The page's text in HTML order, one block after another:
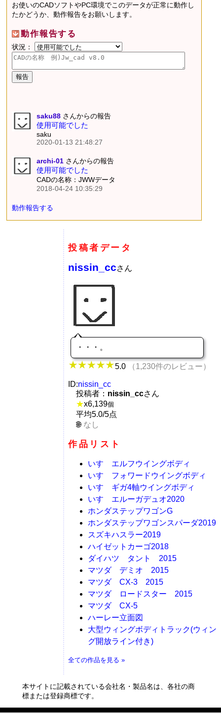
お使いのCADソフトやPC環境でこのデータが正常に動作し
たかどうか、動作報告をお願いします。
動作報告する
状況：
saku88 さんからの報告
使用可能でした
saku
2020-01-13 21:48:27
archi-01 さんからの報告
使用可能でした
CADの名称：JWWデータ
2018-04-24 10:35:29
動作報告する
投稿者データ
nissin_ccさん
・・・。
5.0 （1,230件のレビュー）
ID:nissin_cc
投稿者： nissin_ccさん
★x6,139個
平均5.0/5点
なし
作品リスト
いすゞエルフウイングボディ
いすゞフォワードウイングボディ
いすゞギガ4軸ウイングボディ
いすゞエルーガデュオ2020
ホンダステップワゴンG
ホンダステップワゴンスパーダ2019
スズキハスラー2019
ハイゼットカーゴ2018
ダイハツ タント 2015
マツダ デミオ 2015
マツダ CX-3 2015
マツダ ロードスター 2015
マツダ CX-5
ハーレー立面図
大型ウィングボディトラック(ウィン
グ開放ライン付き)
全ての作品を見る »
本サイトに記載されている会社名・製品名は、各社の商
標または登録商標です。